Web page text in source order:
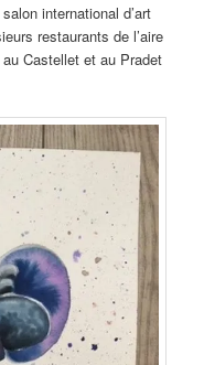
international d’art
restaurants de l’aire
Castellet et au Pradet